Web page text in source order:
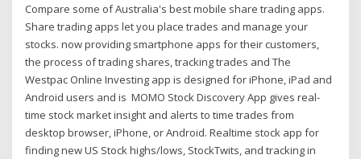
Compare some of Australia's best mobile share trading apps.
Share trading apps let you place trades and manage your
stocks. now providing smartphone apps for their customers,
the process of trading shares, tracking trades and The
Westpac Online Investing app is designed for iPhone, iPad and
Android users and is MOMO Stock Discovery App gives real-
time stock market insight and alerts to time trades from
desktop browser, iPhone, or Android. Realtime stock app for
finding new US Stock highs/lows, StockTwits, and tracking in